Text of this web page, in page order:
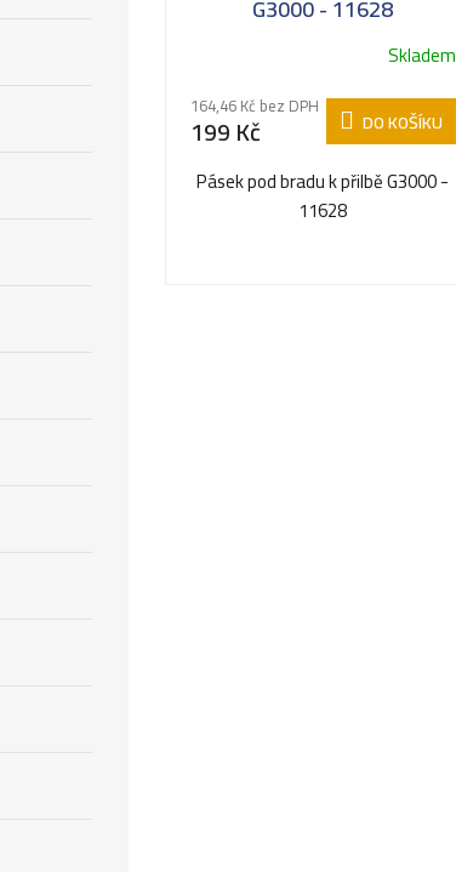
G3000 - 11628
Skladem
164,46 Kč bez DPH
199 Kč DO KOŠÍKU
Pásek pod bradu k přilbě G3000 -
11628